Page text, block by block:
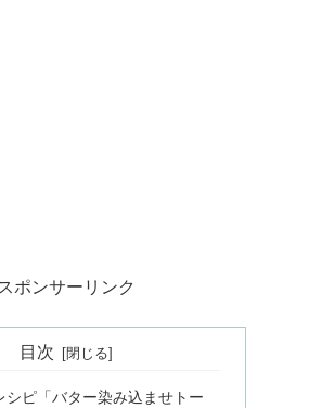
スポンサーリンク
目次
シピ「バター染み込ませトー